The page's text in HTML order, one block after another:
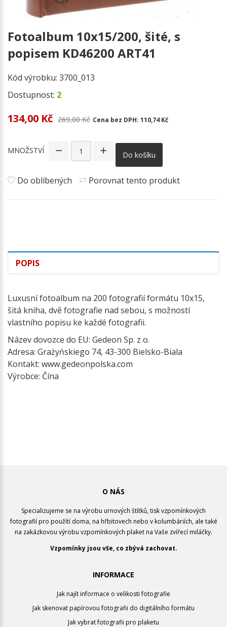
Fotoalbum 10x15/200, šité, s
popisem KD46200 ART41
Kód výrobku: 3700_013
Dostupnost: 2
134,00 Kč 269,00 Kč Cena bez DPH: 110,74 Kč
MNOŽSTVÍ Do košíku
Do oblíbených Porovnat tento produkt
POPIS
Luxusní fotoalbum na 200 fotografií formátu 10x15,
šitá kniha, dvě fotografie nad sebou, s možností
vlastního popisu ke každé fotografii.
Název dovozce do EU: Gedeon Sp. z o.
Adresa: Grażyńskiego 74, 43-300 Bielsko-Biala
Kontakt: www.gedeonpolska.com
Výrobce: Čína
O NÁS
Specializujeme se na výrobu urnových štítků, tisk vzpomínkových
fotografií pro použítí doma, na hřbitovech nebo v kolumbáriích, ale také
na zakázkovou výrobu vzpomínkových plaket na Vaše zvířecí miláčky.
Vzpomínky jsou vše, co zbývá zachovat.
INFORMACE
Jak najít informace o velikosti fotografie
Jak skenovat papírovou fotografii do digitálního formátu
Jak vybrat fotografii pro plaketu